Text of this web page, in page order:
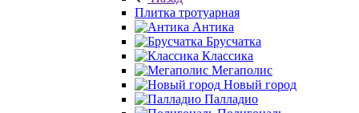
Плитка тротуарная
Антика
Брусчатка
Классика
Мегаполис
Новый город
Палладио